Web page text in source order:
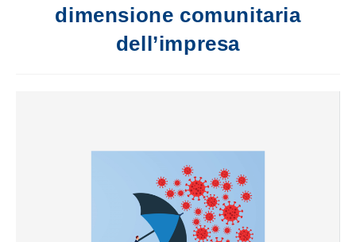
dimensione comunitaria
dell’impresa